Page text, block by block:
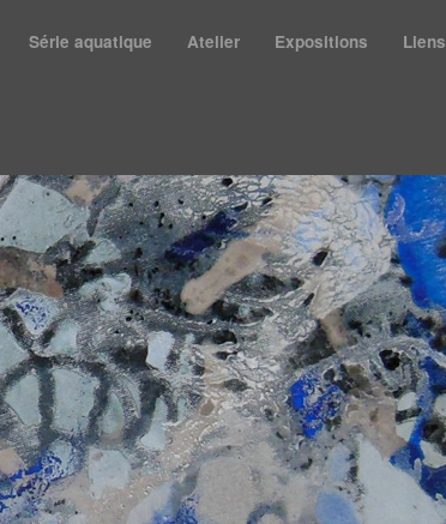
Série aquatique Atelier Expositions
Liens